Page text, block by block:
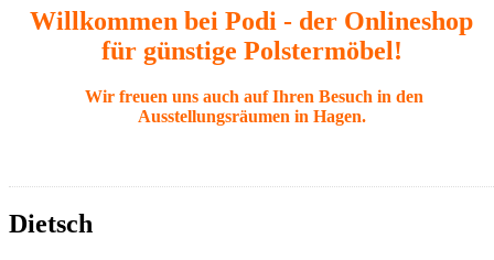
Willkommen bei Podi - der Onlineshop
für günstige Polstermöbel!
Wir freuen uns auch auf Ihren Besuch in den
Ausstellungsräumen in Hagen.
Dietsch